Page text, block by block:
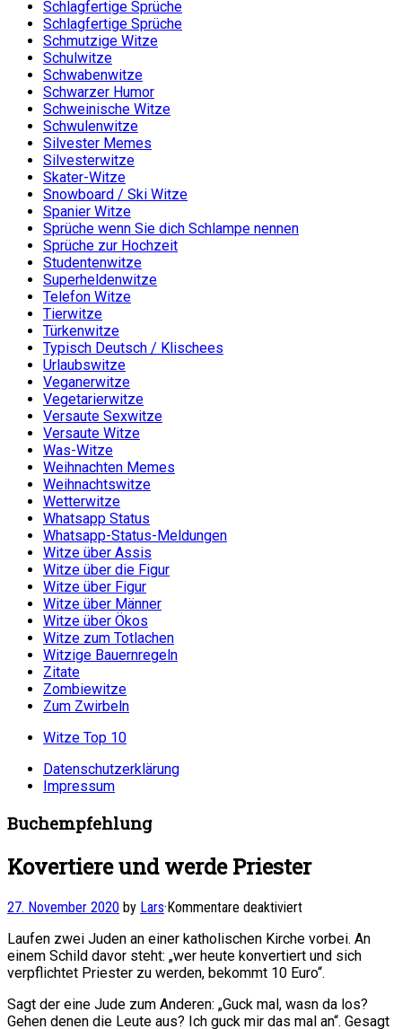
Schlagfertige Sprüche
Schlagfertige Sprüche
Schmutzige Witze
Schulwitze
Schwabenwitze
Schwarzer Humor
Schweinische Witze
Schwulenwitze
Silvester Memes
Silvesterwitze
Skater-Witze
Snowboard / Ski Witze
Spanier Witze
Sprüche wenn Sie dich Schlampe nennen
Sprüche zur Hochzeit
Studentenwitze
Superheldenwitze
Telefon Witze
Tierwitze
Türkenwitze
Typisch Deutsch / Klischees
Urlaubswitze
Veganerwitze
Vegetarierwitze
Versaute Sexwitze
Versaute Witze
Was-Witze
Weihnachten Memes
Weihnachtswitze
Wetterwitze
Whatsapp Status
Whatsapp-Status-Meldungen
Witze über Assis
Witze über die Figur
Witze über Figur
Witze über Männer
Witze über Ökos
Witze zum Totlachen
Witzige Bauernregeln
Zitate
Zombiewitze
Zum Zwirbeln
Witze Top 10
Datenschutzerklärung
Impressum
Buchempfehlung
Kovertiere und werde Priester
27. November 2020 by Lars·Kommentare deaktiviertfür
und
werde
Priester
Laufen zwei Juden an einer katholischen Kirche vorbei. An
einem Schild davor steht: „wer heute konvertiert und sich
verpflichtet Priester zu werden, bekommt 10 Euro“.
Sagt der eine Jude zum Anderen: „Guck mal, wasn da los?
Gehen denen die Leute aus? Ich guck mir das mal an“. Gesagt